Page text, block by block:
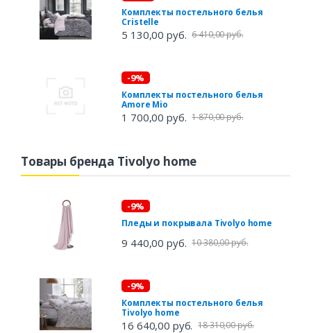
Комплекты постельного белья
Cristelle
5 130,00 руб. 6 410,00 руб.
-9%
Комплекты постельного белья
Amore Mio
1 700,00 руб. 1 870,00 руб.
Товары бренда Tivolyo home
-9%
Пледы и покрывала Tivolyo home
9 440,00 руб. 10 380,00 руб.
-9%
Комплекты постельного белья
Tivolyo home
16 640,00 руб. 18 310,00 руб.